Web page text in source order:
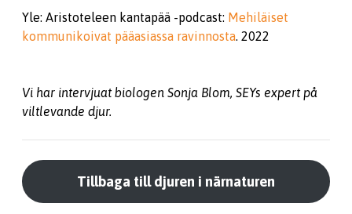
Yle: Aristoteleen kantapää -podcast: Mehiläiset
kommunikoivat pääasiassa ravinnosta. 2022
Vi har intervjuat biologen Sonja Blom, SEYs expert på
viltlevande djur.
Tillbaga till djuren i närnaturen